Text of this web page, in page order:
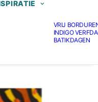
VRIJ
INDIGO
BATIKDAGEN